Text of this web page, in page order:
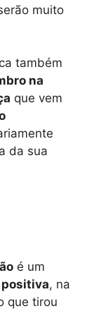
muito
também
na
que vem
da sua
é um
, na
que tirou